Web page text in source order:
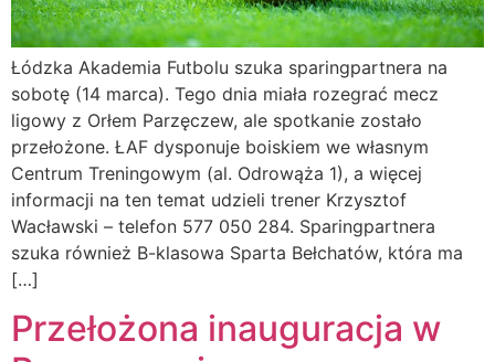
Łódzka Akademia Futbolu szuka sparingpartnera na
sobotę (14 marca). Tego dnia miała rozegrać mecz
ligowy z Orłem Parzęczew, ale spotkanie zostało
przełożone. ŁAF dysponuje boiskiem we własnym
Centrum Treningowym (al. Odrowąża 1), a więcej
informacji na ten temat udzieli trener Krzysztof
Wacławski – telefon 577 050 284. Sparingpartnera
szuka również B-klasowa Sparta Bełchatów, która ma
[…]
Przełożona inauguracja w